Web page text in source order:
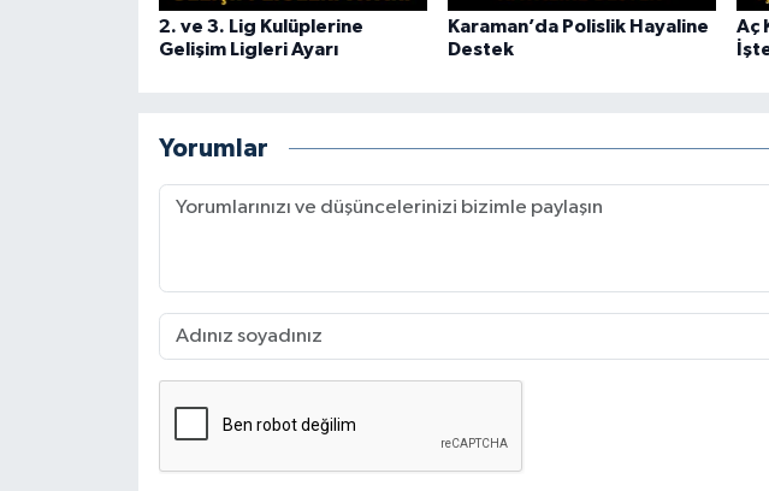
2. ve 3. Lig Kulüplerine
Gelişim Ligleri Ayarı
Karaman’da Polislik Hayaline
Destek
Aç
Yorumlar